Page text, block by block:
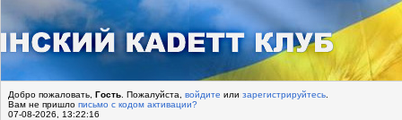
Добро пожаловать, Гость . Пожалуйста, войдите или зарегистрируйтесь
Вам не пришло письмо с кодом активации?
07-08-2026, 13:22:16